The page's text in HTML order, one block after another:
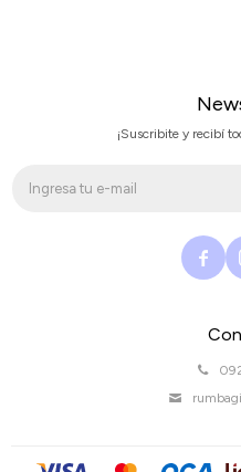
¡Suscribite y recibí
